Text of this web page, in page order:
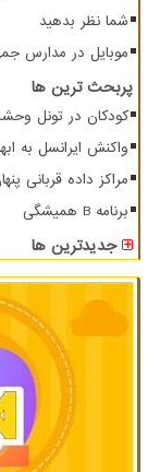
شما نظر بدهید
موبایل در مدارس
پربحث ترین ها
کودکان در تونل
واکنش ایرانسل به
مراکز داده قربانی
برنامه B همیشگی
جدیدترین ها